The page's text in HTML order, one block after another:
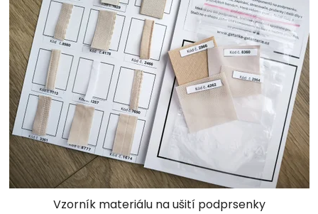
Vzorník materiálu na ušití podprsenky